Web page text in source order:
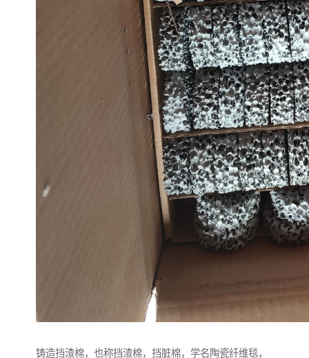
铸造挡渣棉，也称挡渣棉，挡脏棉，学名陶瓷纤维毯，